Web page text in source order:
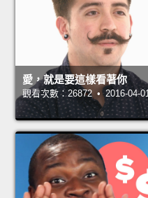
愛，就是要這樣看著你
觀看次數：26872 • 2016-04-